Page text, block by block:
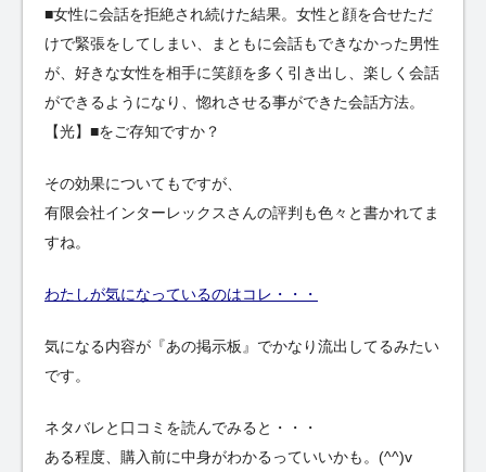
■女性に会話を拒絶され続けた結果。女性と顔を合せただ
けで緊張をしてしまい、まともに会話もできなかった男性
が、好きな女性を相手に笑顔を多く引き出し、楽しく会話
ができるようになり、惚れさせる事ができた会話方法。
【光】■をご存知ですか？
その効果についてもですが、
有限会社インターレックスさんの評判も色々と書かれてま
すね。
わたしが気になっているのはコレ・・・
気になる内容が『あの掲示板』でかなり流出してるみたい
です。
ネタバレと口コミを読んでみると・・・
ある程度、購入前に中身がわかるっていいかも。(^^)v